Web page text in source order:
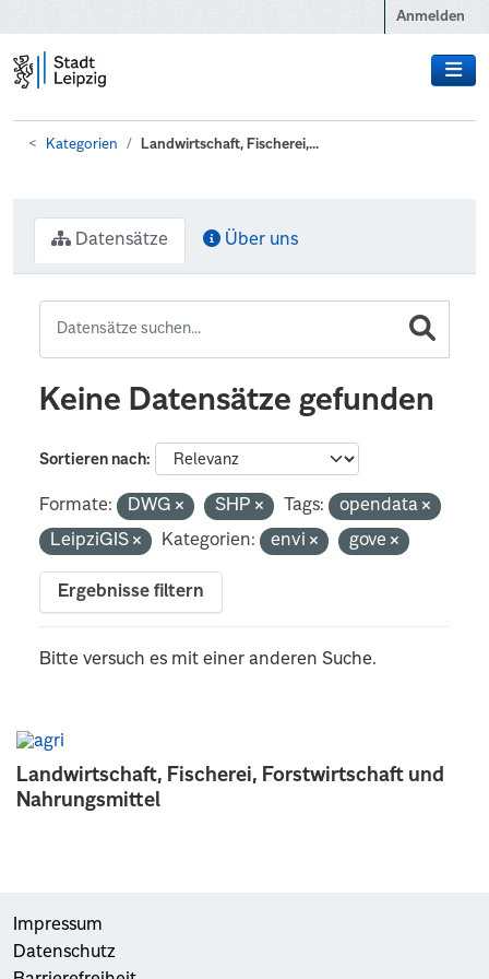
Anmelden
Kategorien Landwirtschaft, Fischerei,...
Landwirtschaft, Fischerei, Forstwirtschaft und
Nahrungsmittel
Datensätze Über uns
Keine Datensätze gefunden
Sortieren nach
Formate: DWG SHP Tags:
opendata
LeipziGIS
Kategorien: envi gove
Ergebnisse filtern
Bitte versuch es mit einer anderen Suche.
Impressum
Datenschutz